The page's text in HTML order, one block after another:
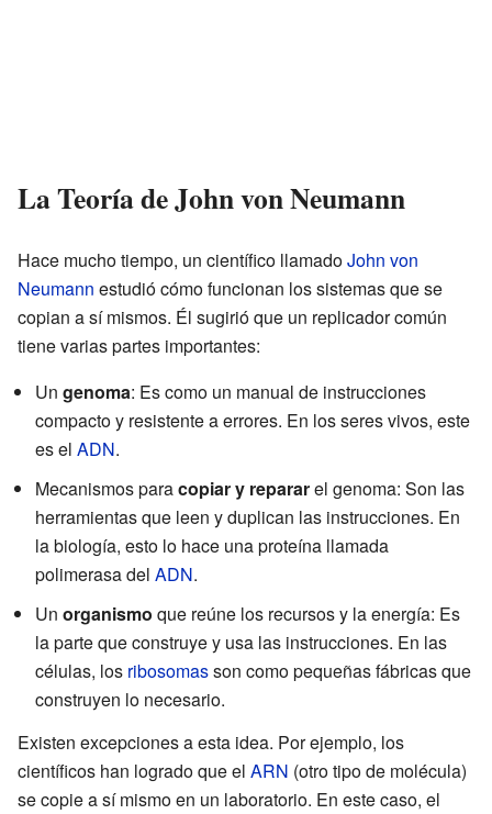
La Teoría de John von Neumann
Hace mucho tiempo, un científico llamadoJohn von
Neumann estudió cómo funcionan los sistemas que se
copian a sí mismos. Él sugirió que un replicador común
tiene varias partes importantes:
Un genoma: Es como un manual de instrucciones
compacto y resistente a errores. En los seres vivos, este
es el ADN.
Mecanismos paracopiar y repararel genoma: Son las
herramientas que leen y duplican las instrucciones. En
la biología, esto lo hace una proteína llamada
polimerasa del ADN.
Un organismo que reúne los recursos y la energía: Es
la parte que construye y usa las instrucciones. En las
células, los ribosomasson como pequeñas fábricas que
construyen lo necesario.
Existen excepciones a esta idea. Por ejemplo, los
científicos han logrado que el ARN (otro tipo de molécula)
se copie a sí mismo en un laboratorio. En este caso, el